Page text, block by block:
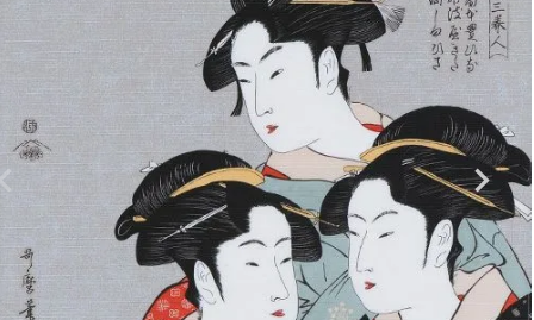
Mサイズ(約68～70cm)
XLサイズ(約130cm～)
婚礼・引出物
弔事・法事
記念品
海外へのお土産
お買い物
インテリア
ギフトラッピング
とっておきの日
ポリエステル
ウール
レーヨン
正絹(絹100％)
ミナ ペルホネン
kata kata
鈴木マサル
こはれ
ふろしき書籍
紙箱・木箱
よくあるご質問
ワークショップ案内
キャンペーン情報
ストール巻き方
ふろしきパッチン活用
ECOバッグ 70cm